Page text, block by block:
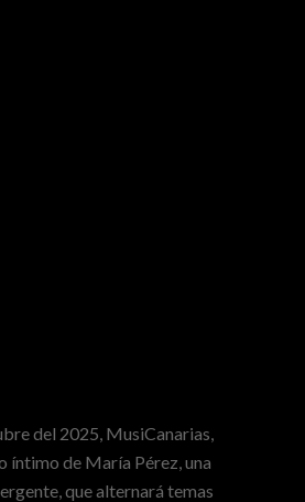
del 2025, MusiCanarias
íntimo de María Pérez, una
que alternará temas